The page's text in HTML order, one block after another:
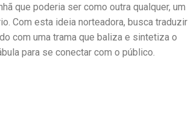
que poderia ser como outra qualquer, um
Com esta ideia norteadora, busca traduzir
com uma trama que baliza e sintetiza o
para se conectar com o público.